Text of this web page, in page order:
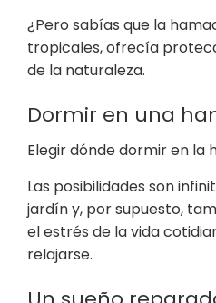
¿Pero sabías que la
tropicales, ofrecía
de la naturaleza.
Dormir en una
Elegir dónde dormir en la
Las posibilidades son
jardín y, por supuesto,
el estrés de la vida
relajarse.